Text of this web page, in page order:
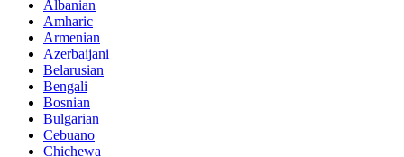
Albanian
Amharic
Armenian
Azerbaijani
Belarusian
Bengali
Bosnian
Bulgarian
Cebuano
Chichewa